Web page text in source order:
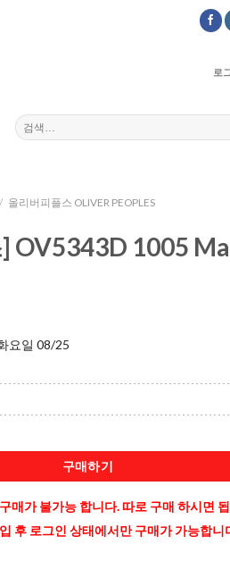
로
검
색:
/ 올리버피플스 OLIVER PEOPLES
OV5343D 1005
요일 08/25
구매하기
매가 불가능 합니다. 따로 구매 하시면
후 로그인 상태에서만 구매가 가능합니